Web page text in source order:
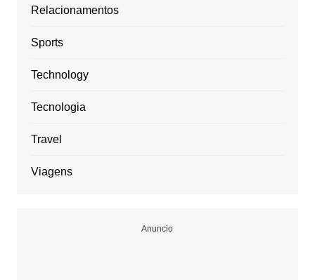
Relacionamentos
Sports
Technology
Tecnologia
Travel
Viagens
Anuncio